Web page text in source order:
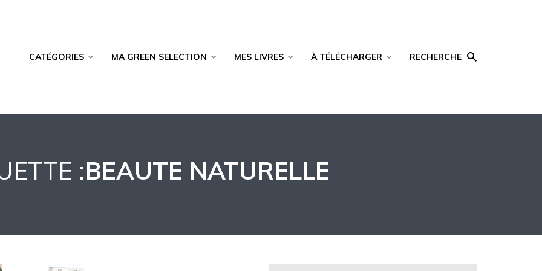
CATÉGORIES MA GREEN SELECTION MES LIVRES À TÉLÉCHARGER RECHERCHE
:BEAUTE NATURELLE